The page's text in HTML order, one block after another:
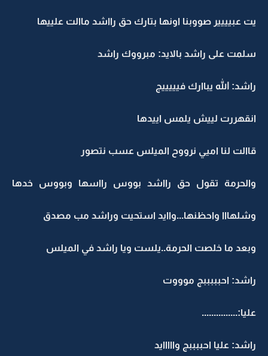
يت عبيييير صووبنا اونها بتارك حق رااشد ماالت علييها
سلمت على راشد بالايد: مبرووك راشد
راشد: الله يباارك فيييييج
انقهررت لييش يلمس اييدها
قاالت لنا اميي نرووح الميلس عسب نتصور
والحرمة تقول حق رااشد بووس رااسها وبووس خدها
وشلهااا واحظنها...واايد استحيت وراشد مب مصدق
وبعد ما خلصت الحرمة..يلست ويا راشد في الميلس
راشد: احبببببج موووت
عليا:...............
راشد: عليا احببببج وااااايد